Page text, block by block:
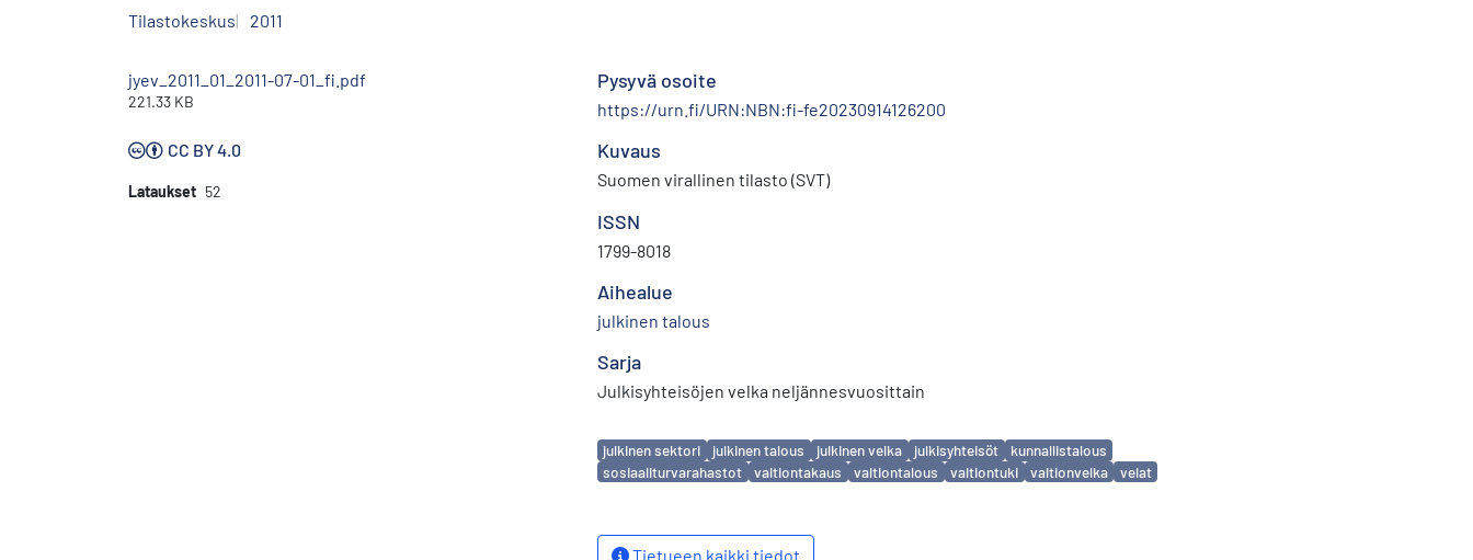
Tilastokeskus 2011
jyev_2011_01_2011-07-01_fi.pdf
221.33 KB
CC BY 4.0
Lataukset 52
Pysyvä osoite
https://urn.fi/URN:NBN:fi-fe20230914126200
Kuvaus
Suomen virallinen tilasto (SVT)
ISSN
1799-8018
Aihealue
julkinen talous
Sarja
Julkisyhteisöjen velka neljännesvuosittain
Avainsanat
julkinen sektori julkinen talous julkinen velka julkisyhteisöt
kunnallistalous
sosiaaliturvarahastot
valtiontakaus valtiontalous valtiontuki valtionvelka velat
Tietueen kaikki tiedot